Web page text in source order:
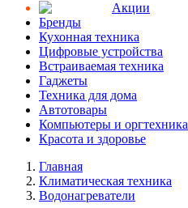
Aкции
Бренды
Кухонная техника
Цифровые устройства
Встраиваемая техника
Гаджеты
Техника для дома
Автотовары
Компьютеры и оргтехника
Красота и здоровье
Главная
Климатическая техника
Водонагреватели